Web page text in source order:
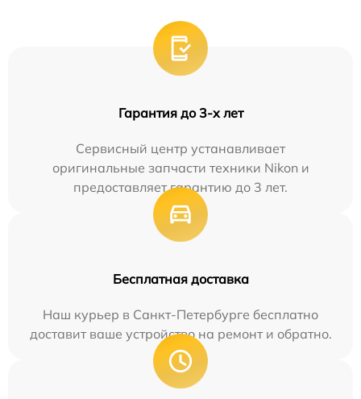
Гарантия до 3-х лет
Сервисный центр устанавливает
оригинальные запчасти техники Nikon и
предоставляет гарантию до 3 лет.
Бесплатная доставка
Наш курьер в Санкт-Петербурге бесплатно
доставит ваше устройство на ремонт и обратно.